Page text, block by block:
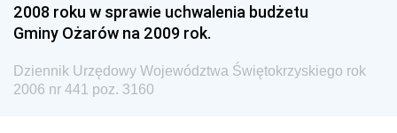
Dziennik Urzędowy Ministra Pracy i Polityki
Społecznej
Dziennik Urzędowy Urzędu Lotnictwa Cywilnego
2008 roku w sprawie uchwalenia budżetu
Gminy Ożarów na 2009 rok.
Dziennik Urzędowy Województwa Świętokrzyskiego rok
2006 nr 441 poz. 3160